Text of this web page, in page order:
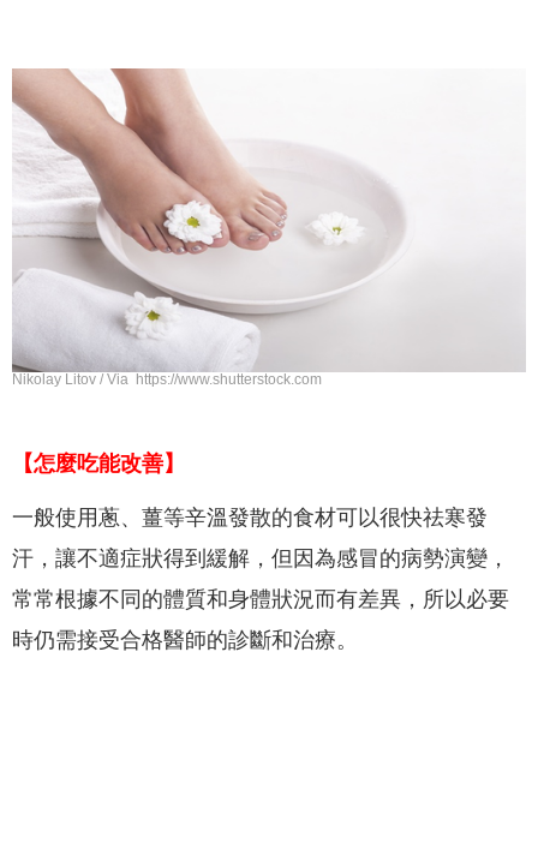
Nikolay Litov / Via https://www.shutterstock.com
【怎麼吃能改善】
一般使用蔥、薑等辛溫發散的食材可以很快祛寒發
汗，讓不適症狀得到緩解，但因為感冒的病勢演變，
常常根據不同的體質和身體狀況而有差異，所以必要
時仍需接受合格醫師的診斷和治療。